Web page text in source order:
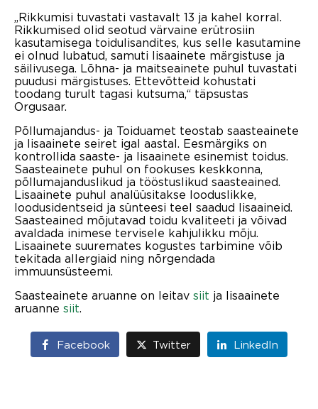
„Rikkumisi tuvastati vastavalt 13 ja kahel korral.
Rikkumised olid seotud värvaine erütrosiin
kasutamisega toidulisandites, kus selle kasutamine
ei olnud lubatud, samuti lisaainete märgistuse ja
säilivusega. Lõhna- ja maitseainete puhul tuvastati
puudusi märgistuses. Ettevõtteid kohustati
toodang turult tagasi kutsuma,“ täpsustas
Orgusaar.
Põllumajandus- ja Toiduamet teostab saasteainete
ja lisaainete seiret igal aastal. Eesmärgiks on
kontrollida saaste- ja lisaainete esinemist toidus.
Saasteainete puhul on fookuses keskkonna,
põllumajanduslikud ja tööstuslikud saasteained.
Lisaainete puhul analüüsitakse looduslikke,
loodusidentseid ja sünteesi teel saadud lisaaineid.
Saasteained mõjutavad toidu kvaliteeti ja võivad
avaldada inimese tervisele kahjulikku mõju.
Lisaainete suuremates kogustes tarbimine võib
tekitada allergiaid ning nõrgendada
immuunsüsteemi.
Saasteainete aruanne on leitav siit ja lisaainete
aruanne siit.
Facebook Twitter LinkedIn